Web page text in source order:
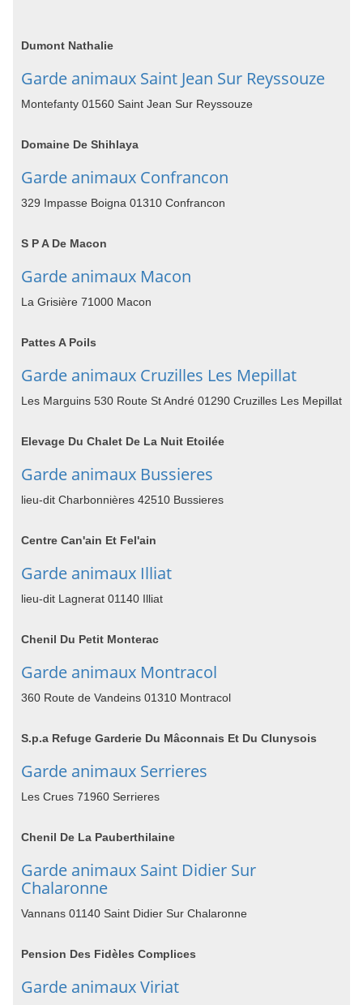
Dumont Nathalie
Garde animaux Saint Jean Sur Reyssouze
Montefanty 01560 Saint Jean Sur Reyssouze
Domaine De Shihlaya
Garde animaux Confrancon
329 Impasse Boigna 01310 Confrancon
S P A De Macon
Garde animaux Macon
La Grisière 71000 Macon
Pattes A Poils
Garde animaux Cruzilles Les Mepillat
Les Marguins 530 Route St André 01290 Cruzilles Les Mepillat
Elevage Du Chalet De La Nuit Etoilée
Garde animaux Bussieres
lieu-dit Charbonnières 42510 Bussieres
Centre Can'ain Et Fel'ain
Garde animaux Illiat
lieu-dit Lagnerat 01140 Illiat
Chenil Du Petit Monterac
Garde animaux Montracol
360 Route de Vandeins 01310 Montracol
S.p.a Refuge Garderie Du Mâconnais Et Du Clunysois
Garde animaux Serrieres
Les Crues 71960 Serrieres
Chenil De La Pauberthilaine
Garde animaux Saint Didier Sur
Chalaronne
Vannans 01140 Saint Didier Sur Chalaronne
Pension Des Fidèles Complices
Garde animaux Viriat